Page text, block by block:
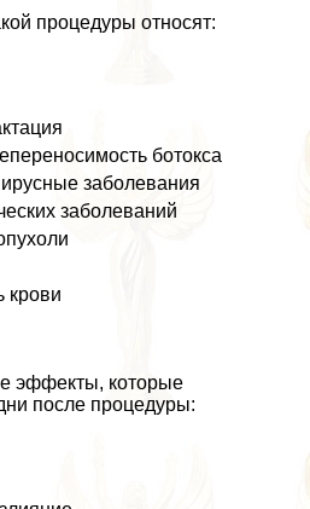
процедуры относят:
ботокса
заболевания
заболеваний
крови
эффекты, которые
после процедуры: